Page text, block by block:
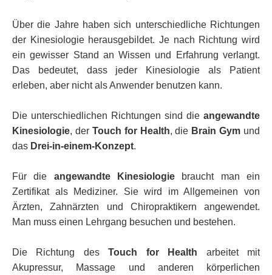
Über die Jahre haben sich unterschiedliche Richtungen
der Kinesiologie herausgebildet. Je nach Richtung wird
ein gewisser Stand an Wissen und Erfahrung verlangt.
Das bedeutet, dass jeder Kinesiologie als Patient
erleben, aber nicht als Anwender benutzen kann.
Die unterschiedlichen Richtungen sind die angewandte
Kinesiologie, der Touch for Health, die Brain Gym und
das Drei-in-einem-Konzept.
Für die angewandte Kinesiologie braucht man ein
Zertifikat als Mediziner. Sie wird im Allgemeinen von
Ärzten, Zahnärzten und Chiropraktikern angewendet.
Man muss einen Lehrgang besuchen und bestehen.
Die Richtung desTouch for Health arbeitet mit
Akupressur, Massage und anderen körperlichen